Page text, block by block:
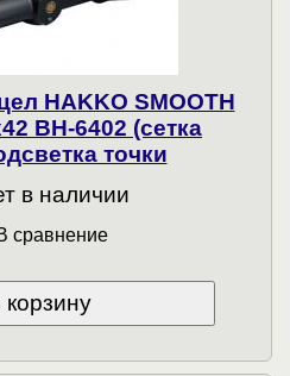
HAKKO SMOOTH
BH-6402 (сетка
точки
в наличии
сравнение
корзину